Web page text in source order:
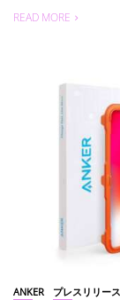
READ MORE
ANKER プレスリリース